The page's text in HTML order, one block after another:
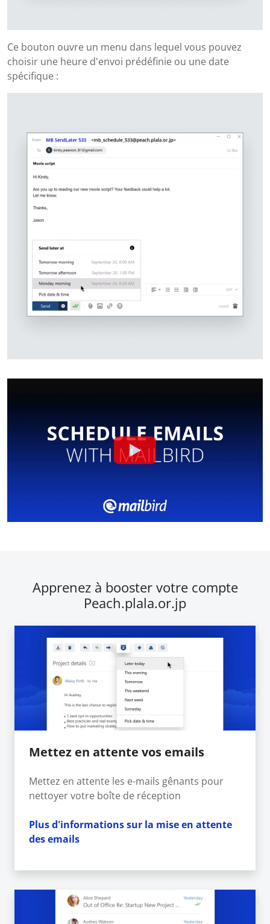
Ce bouton ouvre un menu dans lequel vous pouvez
choisir une heure d'envoi prédéfinie ou une date
spécifique :
Apprenez à booster votre compte
Peach.plala.or.jp
Mettez en attente vos emails
Mettez en attente les e-mails gênants pour
nettoyer votre boîte de réception
Plus d'informations sur la mise en attente
des emails